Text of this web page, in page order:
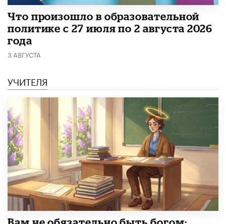
​Что произошло в образовательной
политике с 27 июля по 2 августа 2026
года
3 АВГУСТА
УЧИТЕЛЯ